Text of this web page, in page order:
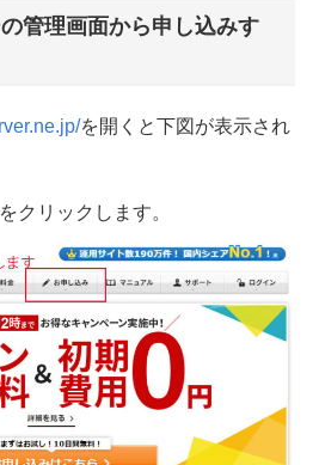
管理画面から申し込みす
を開くと下図が表示され
クリックします。